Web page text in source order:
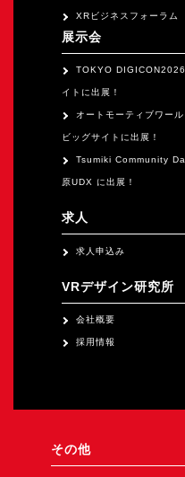
XRビジネスフォーラム
展示会
TOKYO
イトに出展！
オートモーティブワー
ビッグサイトに出展！
Tsumiki Community
原UDX に出展！
求人
求人申込み
VRデザイン研究所
会社概要
採用情報
その他